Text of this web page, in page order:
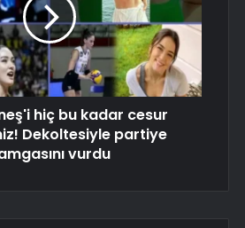
hiç bu kadar cesur
Dekoltesiyle partiye
vurdu